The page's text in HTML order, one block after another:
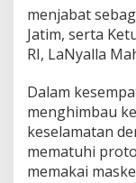
menjabat
Jatim, serta
RI, LaNyalla
Dalam
menghimbau
keselamatan
mematuhi
memakai